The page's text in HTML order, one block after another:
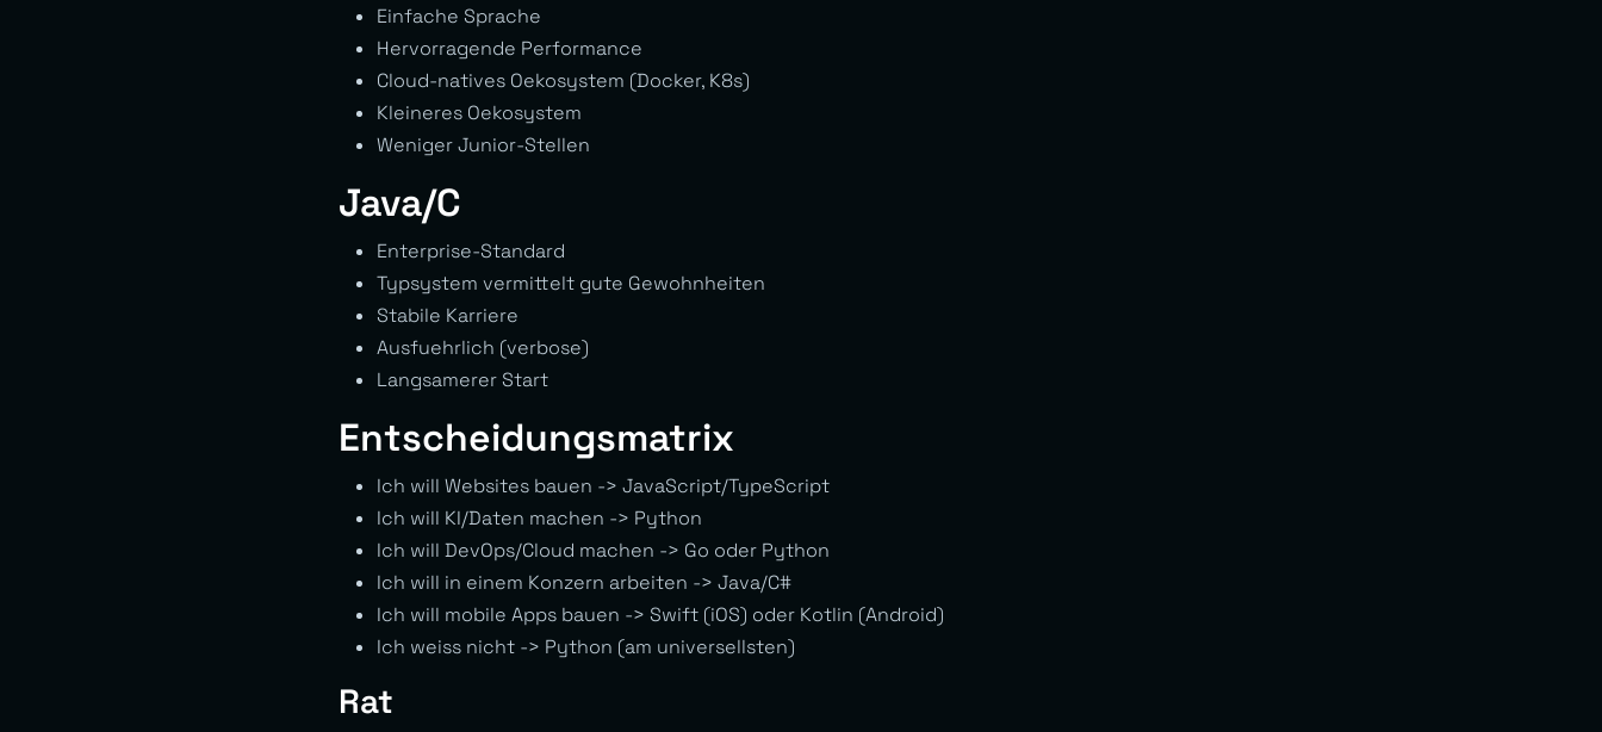
Einfache Sprache
Hervorragende Performance
Cloud-natives Oekosystem (Docker, K8s)
Kleineres Oekosystem
Weniger Junior-Stellen
Java/C
Enterprise-Standard
Typsystem vermittelt gute Gewohnheiten
Stabile Karriere
Ausfuehrlich (verbose)
Langsamerer Start
Entscheidungsmatrix
Ich will Websites bauen -> JavaScript/TypeScript
Ich will KI/Daten machen -> Python
Ich will DevOps/Cloud machen -> Go oder Python
Ich will in einem Konzern arbeiten -> Java/C#
Ich will mobile Apps bauen -> Swift (iOS) oder Kotlin (Android)
Ich weiss nicht -> Python (am universellsten)
Rat